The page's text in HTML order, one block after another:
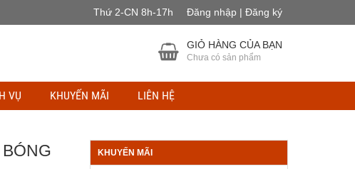
Thứ 2-CN 8h-17h Đăng nhập | Đăng ký
GIỎ HÀNG CỦA BẠN
Chưa có sản phẩm
VỤ KHUYẾN MÃI LIÊN HỆ
KHUYẾN MÃI